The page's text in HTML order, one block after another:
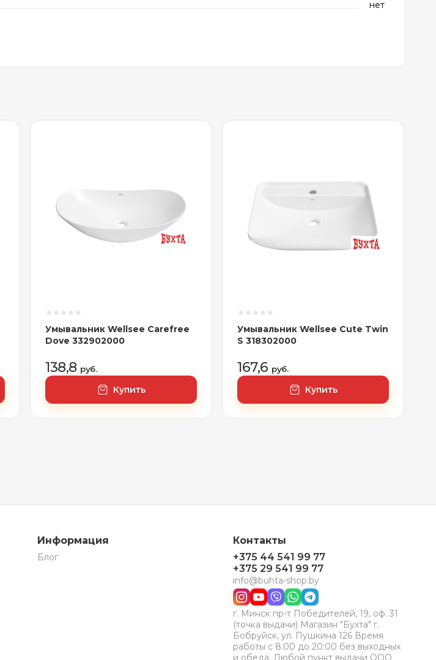
нет
Умывальник Wellsee Carefree
Dove 332902000
138,8 руб.
Купить
Умывальник Wellsee Cute Twin
S 318302000
167,6 руб.
Купить
Информация
Блог
Контакты
+375 44 541 99 77
+375 29 541 99 77
info@buhta-shop.by
г. Минск пр-т Победителей, 19, оф. 31
(точка выдачи) Магазин "Бухта" г.
Бобруйск, ул. Пушкина 126 Время
работы с 8:00 до 20:00 без выходных
и обеда. Любой пункт выдачи ООО